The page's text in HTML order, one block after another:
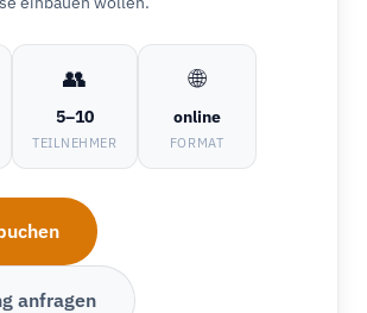
👥
5–10
TEILNEHMER
🌐
online
FORMAT
anfragen